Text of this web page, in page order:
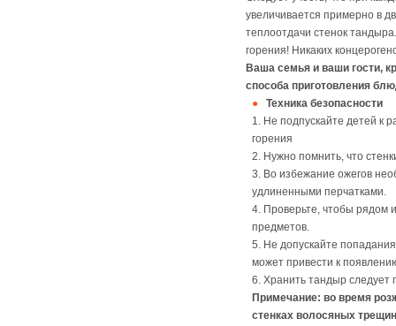
увеличивается примерно в
теплоотдачи стенок
горения! Никаких
Ваша семья и ваши гости,
способа приготовления
Техника безопасности
1. Не подпускайте детей к
горения
2. Нужно помнить, что
3. Во избежание ожегов
удлиненными перчатками.
4. Проверьте, чтобы рядом
предметов.
5. Не допускайте
может привести к
6. Хранить тандыр следует
Примечание: во время
стенках волосяных